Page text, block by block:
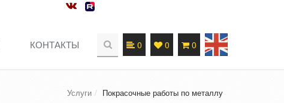
0
0 0
КОНТАКТЫ
Услуги Покрасочные работы по металлу